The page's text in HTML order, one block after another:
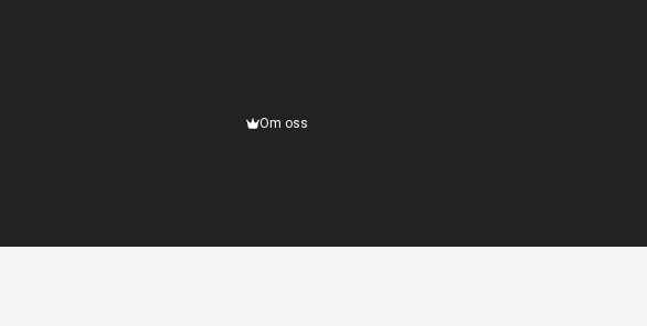
Om oss